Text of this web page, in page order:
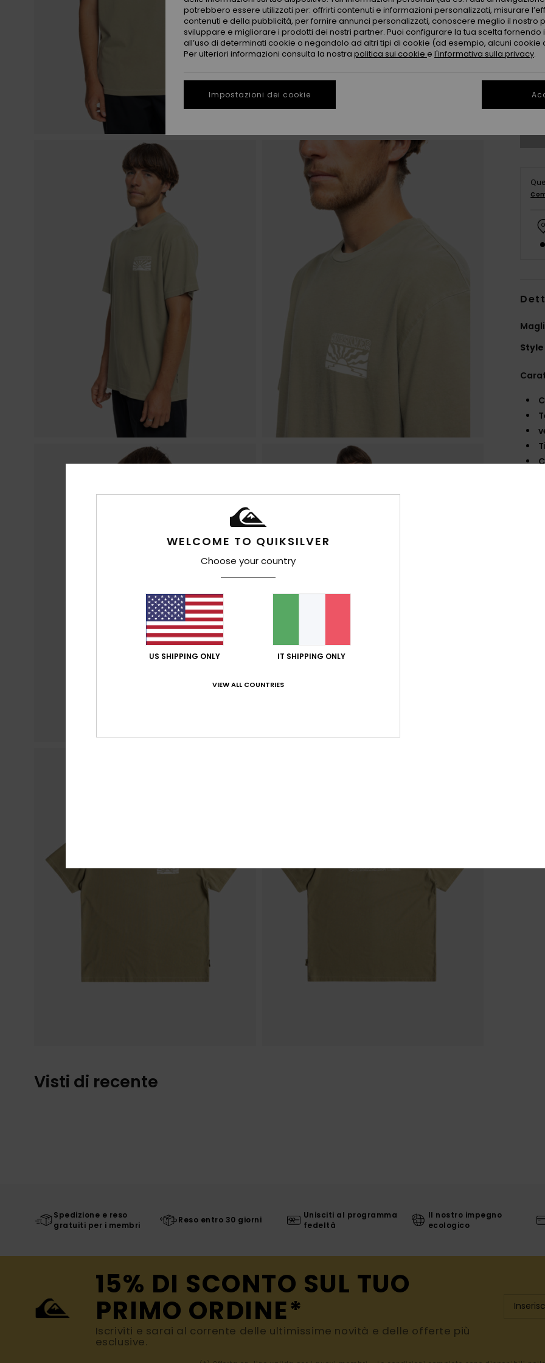
Style
Visti di recente
Spedizione e reso
gratuiti per i membri
Reso entro 30 giorni
Unisciti al programma
fedeltà
Il nostro impegno
ecologico
15% DI SCONTO SUL TUO
PRIMO ORDINE*
Iscriviti e sarai al corrente delle ultimissime novità e delle offerte più
esclusive.
WELCOME TO QUIKSILVER
Choose your country
US SHIPPING ONLY IT SHIPPING ONLY
VIEW ALL COUNTRIES
potrebbero essere utilizzati per: offrirti contenuti e informazioni personalizzati, misurare
contenuti e della pubblicità, per fornire annunci personalizzati, conoscere meglio il nostro
sviluppare e migliorare i prodotti dei nostri partner. Puoi configurare la tua scelta fornendo
all’uso di determinati cookie o negandolo ad altri tipi di cookie (ad esempio, alcuni cookie
Per ulteriori informazioni consulta la nostra politica sui cookie e l'informativa sulla privacy.
Impostazioni dei cookie